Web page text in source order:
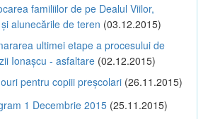
familiilor de pe Dealul Viilor,
alunecările de teren (03.12.2015)
ultimei etape a procesului de
Ionașcu - asfaltare (02.12.2015)
pentru copiii preșcolari (26.11.2015)
1 Decembrie 2015 (25.11.2015)